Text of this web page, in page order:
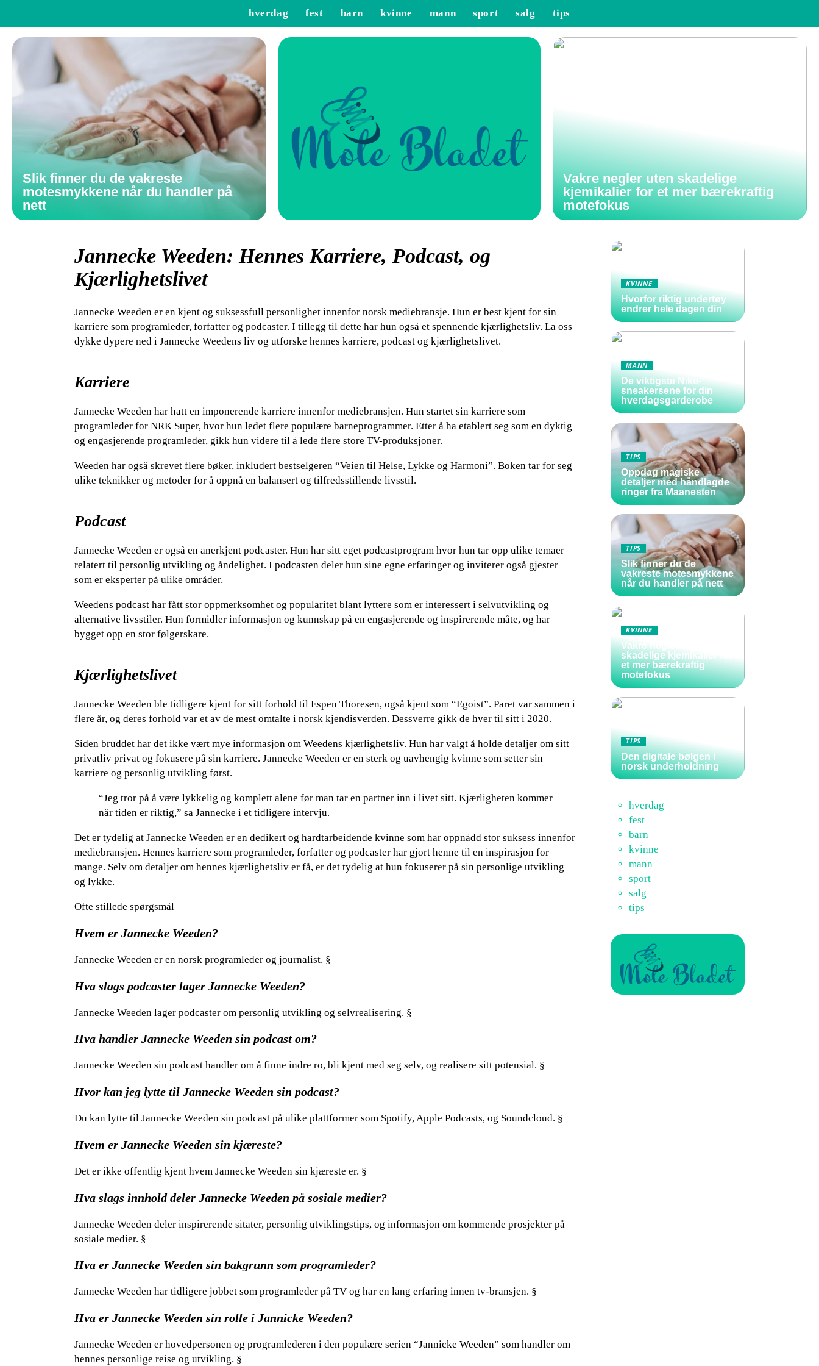
hverdag fest barn kvinne mann sport salg tips
Slik finner du de vakreste
motesmykkene når du handler på
nett
Vakre negler uten skadelige
kjemikalier for et mer bærekraftig
motefokus
Jannecke Weeden: Hennes Karriere, Podcast, og
Kjærlighetslivet
Jannecke Weeden er en kjent og suksessfull personlighet innenfor norsk mediebransje. Hun er best kjent for sin
karriere som programleder, forfatter og podcaster. I tillegg til dette har hun også et spennende kjærlighetsliv. La oss
dykke dypere ned i Jannecke Weedens liv og utforske hennes karriere, podcast og kjærlighetslivet.
Karriere
Jannecke Weeden har hatt en imponerende karriere innenfor mediebransjen. Hun startet sin karriere som
programleder for NRK Super, hvor hun ledet flere populære barneprogrammer. Etter å ha etablert seg som en dyktig
og engasjerende programleder, gikk hun videre til å lede flere store TV-produksjoner.
Weeden har også skrevet flere bøker, inkludert bestselgeren “Veien til Helse, Lykke og Harmoni”. Boken tar for seg
ulike teknikker og metoder for å oppnå en balansert og tilfredsstillende livsstil.
Podcast
Jannecke Weeden er også en anerkjent podcaster. Hun har sitt eget podcastprogram hvor hun tar opp ulike temaer
relatert til personlig utvikling og åndelighet. I podcasten deler hun sine egne erfaringer og inviterer også gjester
som er eksperter på ulike områder.
Weedens podcast har fått stor oppmerksomhet og popularitet blant lyttere som er interessert i selvutvikling og
alternative livsstiler. Hun formidler informasjon og kunnskap på en engasjerende og inspirerende måte, og har
bygget opp en stor følgerskare.
Kjærlighetslivet
Jannecke Weeden ble tidligere kjent for sitt forhold til Espen Thoresen, også kjent som “Egoist”. Paret var sammen i
flere år, og deres forhold var et av de mest omtalte i norsk kjendisverden. Dessverre gikk de hver til sitt i 2020.
Siden bruddet har det ikke vært mye informasjon om Weedens kjærlighetsliv. Hun har valgt å holde detaljer om sitt
privatliv privat og fokusere på sin karriere. Jannecke Weeden er en sterk og uavhengig kvinne som setter sin
karriere og personlig utvikling først.
“Jeg tror på å være lykkelig og komplett alene før man tar en partner inn i livet sitt. Kjærligheten kommer
når tiden er riktig,” sa Jannecke i et tidligere intervju.
Det er tydelig at Jannecke Weeden er en dedikert og hardtarbeidende kvinne som har oppnådd stor suksess innenfor
mediebransjen. Hennes karriere som programleder, forfatter og podcaster har gjort henne til en inspirasjon for
mange. Selv om detaljer om hennes kjærlighetsliv er få, er det tydelig at hun fokuserer på sin personlige utvikling
og lykke.
Ofte stillede spørgsmål
Hvem er Jannecke Weeden?
Jannecke Weeden er en norsk programleder og journalist. §
Hva slags podcaster lager Jannecke Weeden?
Jannecke Weeden lager podcaster om personlig utvikling og selvrealisering. §
Hva handler Jannecke Weeden sin podcast om?
Jannecke Weeden sin podcast handler om å finne indre ro, bli kjent med seg selv, og realisere sitt potensial. §
Hvor kan jeg lytte til Jannecke Weeden sin podcast?
Du kan lytte til Jannecke Weeden sin podcast på ulike plattformer som Spotify, Apple Podcasts, og Soundcloud. §
Hvem er Jannecke Weeden sin kjæreste?
Det er ikke offentlig kjent hvem Jannecke Weeden sin kjæreste er. §
Hva slags innhold deler Jannecke Weeden på sosiale medier?
Jannecke Weeden deler inspirerende sitater, personlig utviklingstips, og informasjon om kommende prosjekter på
sosiale medier. §
Hva er Jannecke Weeden sin bakgrunn som programleder?
Jannecke Weeden har tidligere jobbet som programleder på TV og har en lang erfaring innen tv-bransjen. §
Hva er Jannecke Weeden sin rolle i Jannicke Weeden?
Jannecke Weeden er hovedpersonen og programlederen i den populære serien “Jannicke Weeden” som handler om
hennes personlige reise og utvikling. §
KVINNE
Hvorfor riktig undertøy
endrer hele dagen din
MANN
De viktigste Nike-
sneakersene for din
hverdagsgarderobe
TIPS
Oppdag magiske
detaljer med håndlagde
ringer fra Maanesten
TIPS
Slik finner du de
vakreste motesmykkene
når du handler på nett
KVINNE
Vakre negler uten
skadelige kjemikalier for
et mer bærekraftig
motefokus
TIPS
Den digitale bølgen i
norsk underholdning
hverdag
fest
barn
kvinne
mann
sport
salg
tips